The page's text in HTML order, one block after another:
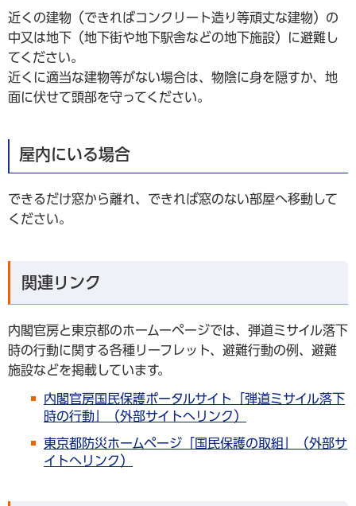
近くの建物（できればコンクリート造り等頑丈な建物）の
中又は地下（地下街や地下駅舎などの地下施設）に避難し
てください。
近くに適当な建物等がない場合は、物陰に身を隠すか、地
面に伏せて頭部を守ってください。
屋内にいる場合
できるだけ窓から離れ、できれば窓のない部屋へ移動して
ください。
関連リンク
内閣官房と東京都のホームーページでは、弾道ミサイル落下
時の行動に関する各種リーフレット、避難行動の例、避難
施設などを掲載しています。
内閣官房国民保護ポータルサイト「弾道ミサイル落下
時の行動」（外部サイトへリンク）
東京都防災ホームページ「国民保護の取組」（外部サ
イトへリンク）